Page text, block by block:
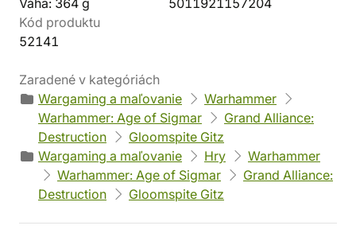
Váha: 364 g
5011921157204
Kód produktu
52141
Zaradené v kategóriách
Wargaming a maľovanie
Warhammer
Warhammer: Age of Sigmar
Grand Alliance:
Destruction
Gloomspite Gitz
Wargaming a maľovanie
Hry
Warhammer
Warhammer: Age of Sigmar
Grand Alliance:
Destruction
Gloomspite Gitz